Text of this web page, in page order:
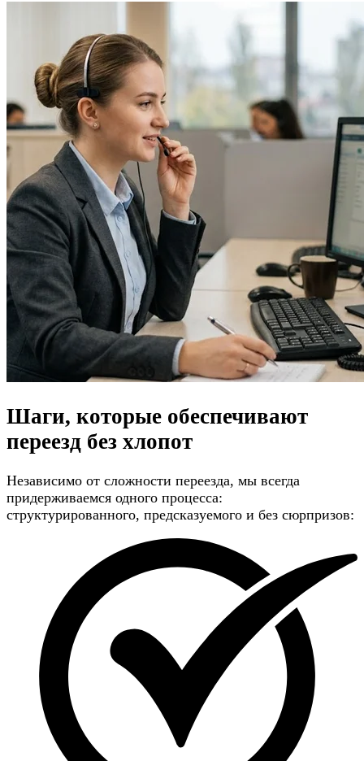
Шаги, которые обеспечивают
переезд без хлопот
Независимо от сложности переезда, мы всегда
придерживаемся одного процесса:
структурированного, предсказуемого и без сюрпризов: